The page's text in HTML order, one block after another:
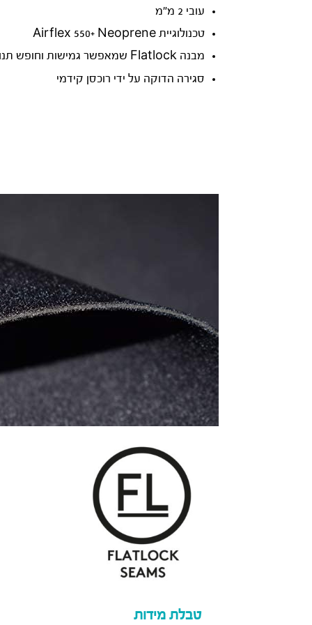
עובי 2 מ״מ
טכנולוגיית Airflex 550+ Neoprene
מבנה Flatlock שמאפשר גמישות וחופש תנועה מירבי
סגירה הדוקה על ידי רוכסן קידמי
טבלת מידות